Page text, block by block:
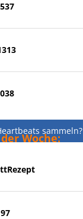
sammeln?
Woche: